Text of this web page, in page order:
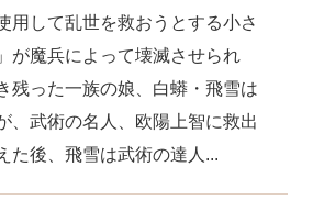
用して乱世を救おうとする小さ
が魔兵によって壊滅させられ
残った一族の娘、白蟒・飛雪は
、武術の名人、欧陽上智に救出
た後、飛雪は武術の達人...